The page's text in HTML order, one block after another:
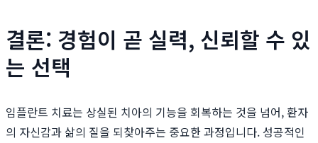
결론: 경험이 곧 실력, 신뢰할 수 있
는 선택
임플란트 치료는 상실된 치아의 기능을 회복하는 것을 넘어, 환자
의 자신감과 삶의 질을 되찾아주는 중요한 과정입니다. 성공적인